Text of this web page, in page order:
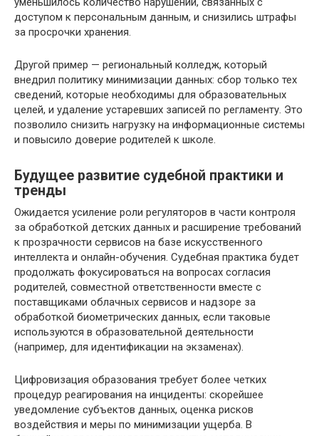
доступом к персональным данным, и снизились штрафы
за просрочки хранения.
Другой пример — региональный колледж, который
внедрил политику минимизации данных: сбор только тех
сведений, которые необходимы для образовательных
целей, и удаление устаревших записей по регламенту. Это
позволило снизить нагрузку на информационные системы
и повысило доверие родителей к школе.
Будущее развитие судебной практики и
тренды
Ожидается усиление роли регуляторов в части контроля
за обработкой детских данных и расширение требований
к прозрачности сервисов на базе искусственного
интеллекта и онлайн-обучения. Судебная практика будет
продолжать фокусироваться на вопросах согласия
родителей, совместной ответственности вместе с
поставщиками облачных сервисов и надзоре за
обработкой биометрических данных, если таковые
используются в образовательной деятельности
(например, для идентификации на экзаменах).
Цифровизация образования требует более четких
процедур реагирования на инциденты: скорейшее
уведомление субъектов данных, оценка рисков
воздействия и меры по минимизации ущерба. В